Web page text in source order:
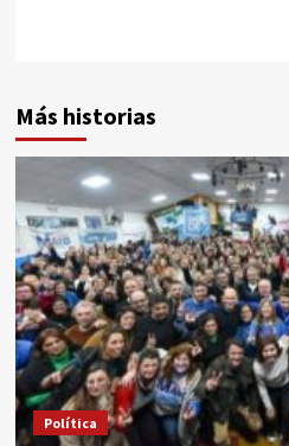
Más historias
Política